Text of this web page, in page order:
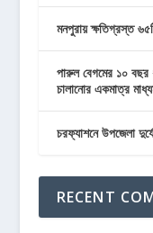
মনপুরায় ক্ষতিগ্রস্ত
পারুল বেগমের ১০ বছর
চালানোর একমাত্র
চরফ্যাশনে উপজেলা
RECENT